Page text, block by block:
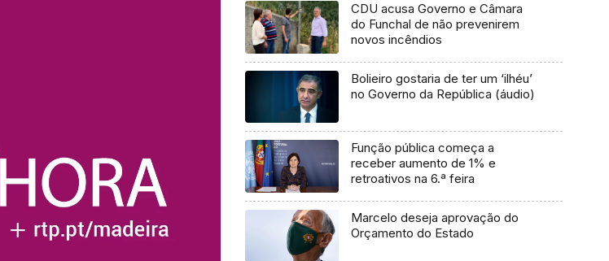
CDU acusa Governo e Câmara
do Funchal de não prevenirem
novos incêndios
Bolieiro gostaria de ter um ‘ilhéu’
no Governo da República (áudio)
Função pública começa a
receber aumento de 1% e
retroativos na 6.ª feira
Marcelo deseja aprovação do
Orçamento do Estado